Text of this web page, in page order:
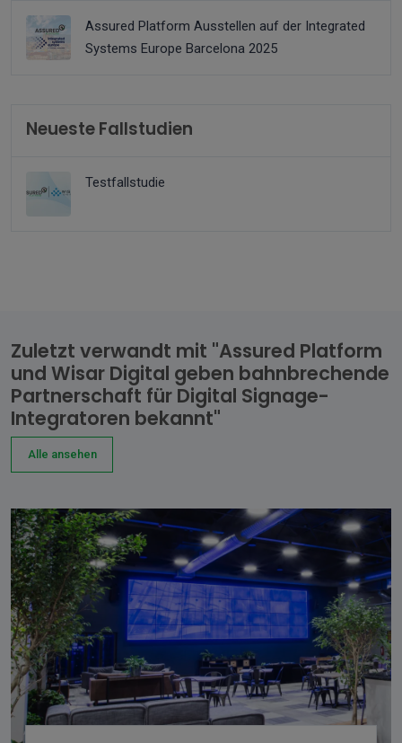
Assured Platform Ausstellen auf der Integrated
Systems Europe Barcelona 2025
Neueste Fallstudien
Testfallstudie
Zuletzt verwandt mit "Assured Platform
und Wisar Digital geben bahnbrechende
Partnerschaft für Digital Signage-
Integratoren bekannt"
Alle ansehen